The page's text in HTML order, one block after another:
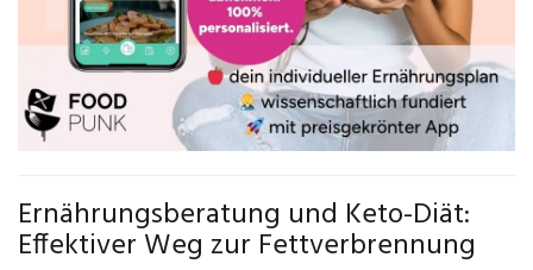
Ernährungsberatung und Keto-Diät:
Effektiver Weg zur Fettverbrennung